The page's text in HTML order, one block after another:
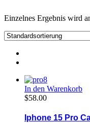
Einzelnes Ergebnis wird
In den Warenkorb
$58.00
Iphone 15 Pro